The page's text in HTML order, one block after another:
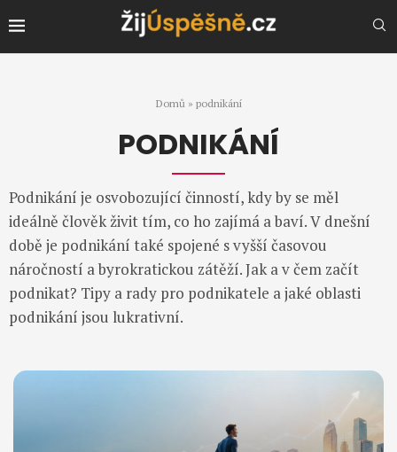
Domů » podnikání
PODNIKÁNÍ
Podnikání je osvobozující činností, kdy by se měl
ideálně člověk živit tím, co ho zajímá a baví. V dnešní
době je podnikání také spojené s vyšší časovou
náročností a byrokratickou zátěží. Jak a v čem začít
podnikat? Tipy a rady pro podnikatele a jaké oblasti
podnikání jsou lukrativní.